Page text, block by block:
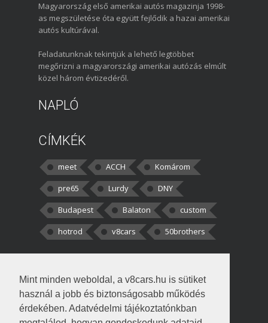
Mint minden weboldal, a v8cars.hu is sütiket
használ a jobb és biztonságosabb működés
érdekében. Adatvédelmi tájékoztatónkban
Magyarország első amerikai autós magazinja 1998-
as megszületése óta együtt fejlődik a hazai amerikai
autós kultúrával.
Feladatunknak tekintjük a lehető legtöbbet
megőrizni a magyarországi amerikai autózás elmúlt
közel három évtizedéről.
NAPLÓ
CÍMKÉK
meet ACCH
Komárom
pre65
Lurdy
DNY
Budapest
Balaton
custom
hotrod
v8cars 50brothers
kortisz:Elszúrtam! Én csak két
darabbaal számoltam. Nem tudtam, hogy fél autót,